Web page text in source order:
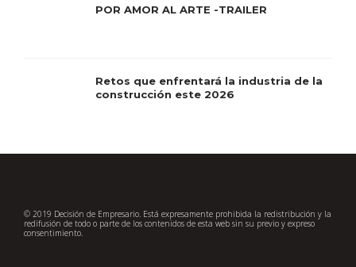
POR AMOR AL ARTE -TRAILER
Retos que enfrentará la industria de la
construcción este 2026
© 2019 Decisión de Empresario. Está expresamente prohibida la redistribución y la
redifusión de todo o parte de los contenidos de esta web sin su previo y expreso
consentimiento.